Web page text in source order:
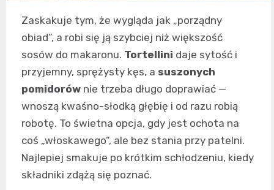
Zaskakuje tym, że wygląda jak „porządny
obiad”, a robi się ją szybciej niż większość
sosów do makaronu. Tortellini daje sytość i
przyjemny, sprężysty kęs, a suszonych
pomidorów nie trzeba długo doprawiać —
wnoszą kwaśno-słodką głębię i od razu robią
robotę. To świetna opcja, gdy jest ochota na
coś „włoskawego”, ale bez stania przy patelni.
Najlepiej smakuje po krótkim schłodzeniu, kiedy
składniki zdążą się poznać.